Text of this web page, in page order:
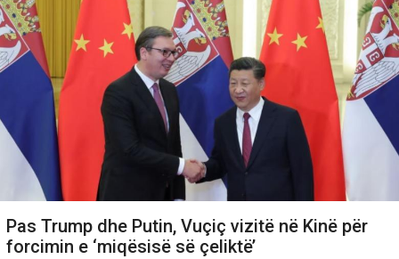
Pas Trump dhe Putin, Vuçiç vizitë në Kinë për
forcimin e ‘miqësisë së çeliktë’